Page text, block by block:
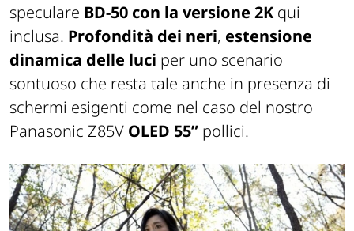
speculare BD-50 con la versione 2K qui
inclusa. Profondità dei neri, estensione
dinamica delle luci per uno scenario
sontuoso che resta tale anche in presenza di
schermi esigenti come nel caso del nostro
Panasonic Z85V OLED 55” pollici.